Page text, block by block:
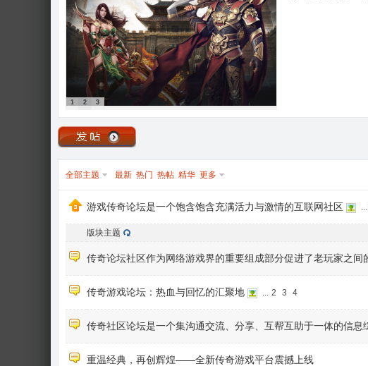
1 2 3
全部主题 最新 热门 热帖 精华 更多
游戏传奇论坛是一个饱含饱含充满活力与激情的互联网社区 ...
版块主题
传奇论坛社区作为网络游戏界的重要组成部分促进了老玩家之间
传奇游戏论坛：热血与回忆的汇聚地 ... 2 3 4
传奇社区论坛是一个集沟通交流、分享、互帮互助于一体的信息
重温经典，再创辉煌——全新传奇游戏平台震撼上线